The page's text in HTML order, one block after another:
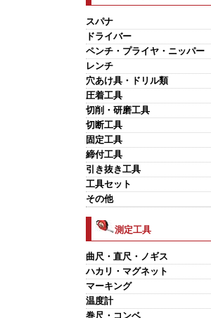
スパナ
ドライバー
ペンチ・プライヤ・ニッパー
レンチ
穴あけ具・ドリル類
圧着工具
切削・研磨工具
切断工具
固定工具
締付工具
引き抜き工具
工具セット
その他
測定工具
曲尺・直尺・ノギス
ハカリ・マグネット
マーキング
温度計